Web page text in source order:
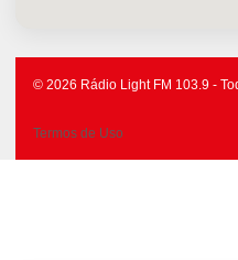
© 2026 Rádio Light FM 103.9 -
Termos de Uso